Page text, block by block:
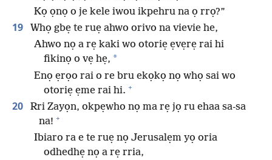
Kọ ọnọ o je kele iwou ikpehru na ọ rrọ?”
19
Whọ gbẹ te ruẹ ahwo orivo na vievie he,
Ahwo nọ a rẹ kaki wo otoriẹ ẹvẹrẹ rai hi
fikinọ o vẹ hẹ, *
Enọ ẹrọo rai o re bru ekọkọ nọ whọ sai wo
otoriẹ ẹme rai hi. +
20
Rri Zayọn, okpẹwho nọ ma rẹ jọ ru ehaa sa-sa
na! +
Ibiaro ra e te ruẹ nọ Jerusalẹm yọ oria
odhedhẹ nọ a rẹ rria,